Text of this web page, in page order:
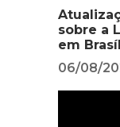
sobre a
em
06/08/